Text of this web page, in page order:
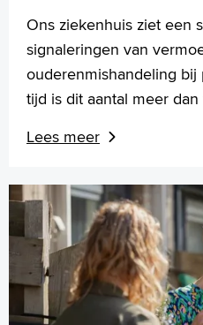
Ons ziekenhuis ziet een
signaleringen van
ouderenmishandeling bij
tijd is dit aantal meer
Lees meer